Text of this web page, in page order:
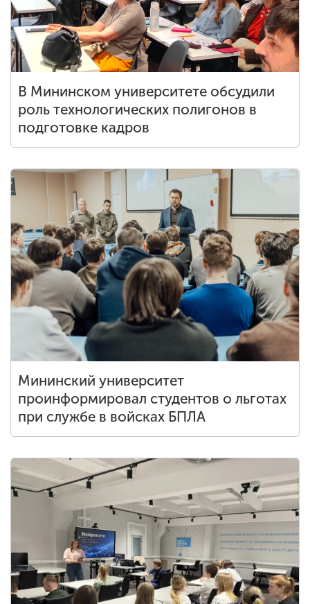
В Мининском университете обсудили
роль технологических полигонов в
подготовке кадров
Мининский университет
проинформировал студентов о льготах
при службе в войсках БПЛА